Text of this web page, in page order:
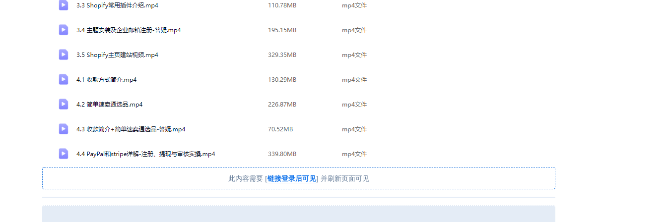
此内容需要 [链接登录后可见] 并刷新页面可见